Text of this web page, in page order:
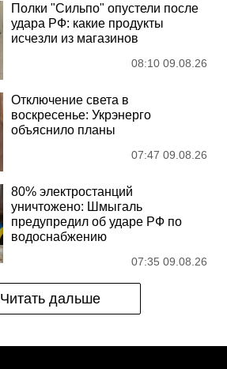
Полки "Сильпо" опустели после
удара РФ: какие продукты
исчезли из магазинов
08:10 09.08.26
Отключение света в
воскресенье: Укрэнерго
объяснило планы
07:47 09.08.26
80% электростанций
уничтожено: Шмыгаль
предупредил об ударе РФ по
водоснабжению
07:35 09.08.26
Читать дальше